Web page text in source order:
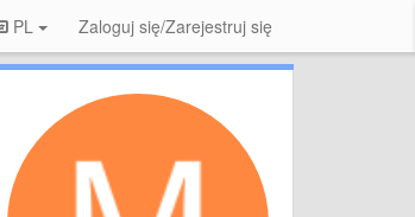
PL Zaloguj się/Zarejestruj się